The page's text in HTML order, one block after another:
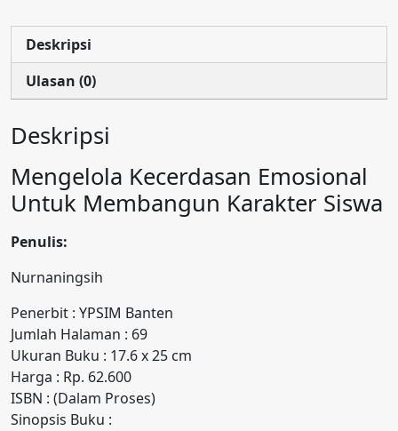
Deskripsi
Ulasan (0)
Deskripsi
Mengelola Kecerdasan Emosional
Untuk Membangun Karakter Siswa
Penulis:
Nurnaningsih
Penerbit : YPSIM Banten
Jumlah Halaman : 69
Ukuran Buku : 17.6 x 25 cm
Harga : Rp. 62.600
ISBN : (Dalam Proses)
Sinopsis Buku :